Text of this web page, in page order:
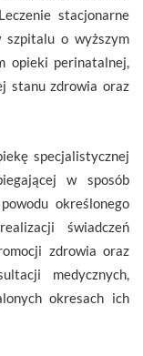
stacjonarne
o wyższym
opieki perinatalnej,
stanu zdrowia oraz
specjalistycznej
w sposób
określonego
świadczeń
zdrowia oraz
medycznych,
okresach ich